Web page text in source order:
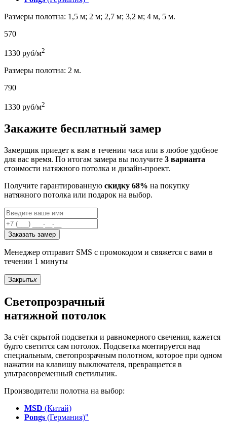
Размеры полотна: 1,5 м; 2 м; 2,7 м; 3,2 м; 4 м, 5 м.
570
1330 руб/м2
Размеры полотна: 2 м.
790
1330 руб/м2
Закажите бесплатный замер
Замерщик приедет к вам в течении часа или в любое удобное
для вас время. По итогам замера вы получите 3 варианта
стоимости натяжного потолка и дизайн-проект.
Получите гарантированную скидку 68% на покупку
натяжного потолка или подарок на выбор.
Заказать замер
Менеджер отправит SMS с промокодом и свяжется с вами в
течении 1 минуты
Закрытьx
Светопрозрачный
натяжной потолок
За счёт скрытой подсветки и равномерного свечения, кажется
будто светится сам потолок. Подсветка монтируется над
специальным, светопрозрачным полотном, которое при одном
нажатии на клавишу выключателя, превращается в
ультрасовременный светильник.
Производители полотна на выбор:
MSD (Китай)
Pongs (Германия)"